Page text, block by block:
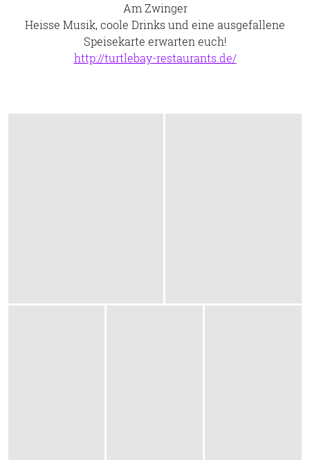
Am Zwinger
Heisse Musik, coole Drinks und eine ausgefallene
Speisekarte erwarten euch!
http://turtlebay-restaurants.de/